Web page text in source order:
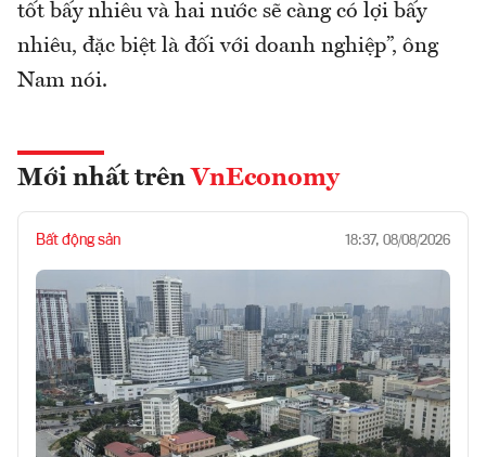
tốt bấy nhiêu và hai nước sẽ càng có lợi bấy
nhiêu, đặc biệt là đối với doanh nghiệp”, ông
Nam nói.
Mới nhất trên VnEconomy
Bất động sản 18:37, 08/08/2026